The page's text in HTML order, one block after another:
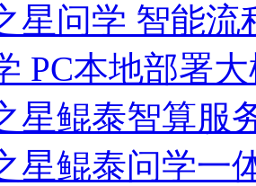
星问学 智能流
PC本地部署
星鲲泰智算服
星鲲泰问学一